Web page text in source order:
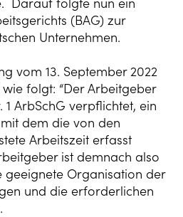
(BAG) zur
Unternehmen.
vom 13. September 2022
folgt: “Der Arbeitgeber
1 ArbSchG verpflichtet, ein
dem die von den
Arbeitszeit erfasst
ist demnach also
geeignete Organisation der
und die erforderlichen